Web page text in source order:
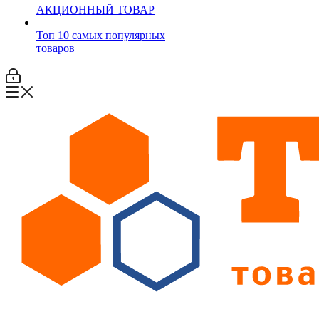
АКЦИОННЫЙ ТОВАР
Топ 10 самых популярных
товаров